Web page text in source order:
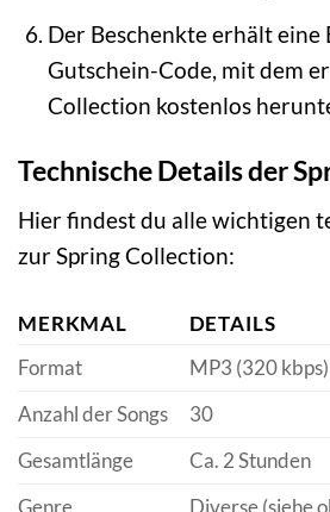
Der Beschenkte erhält eine
Gutschein-Code, mit dem
Collection kostenlos
Technische Details der
Hier findest du alle wichtigen
zur Spring Collection:
MERKMAL
DETAILS
Format
MP3 (320 kbps)
Anzahl der Songs
30
Gesamtlänge
Ca. 2 Stunden
Genre
Diverse (siehe